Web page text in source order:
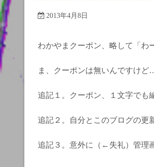
ッ
プ
2013年4月8日
わかやまクーポン、略して「わ
ま、クーポンは無いんですけど
追記１。クーポン、１文字でも
追記２。自分とこのブログの
追記３。意外に（←失礼）管理